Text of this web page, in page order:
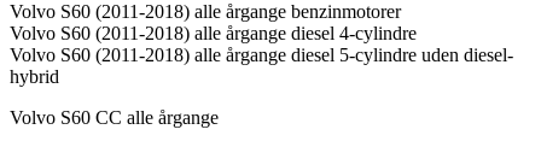
Volvo S60 (2011-2018) alle årgange benzinmotorer
Volvo S60 (2011-2018) alle årgange diesel 4-cylindre
Volvo S60 (2011-2018) alle årgange diesel 5-cylindre uden diesel-
hybrid
Volvo S60 CC alle årgange